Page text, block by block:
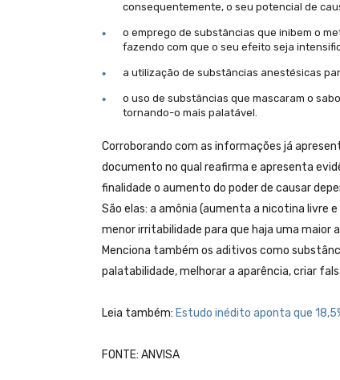
consequentemente, o seu potencial de
o emprego de substâncias que inibem o
fazendo com que o seu efeito seja
a utilização de substâncias anestésicas
o uso de substâncias que mascaram o
tornando-o mais palatável.
Corroborando com as informações já
documento no qual reafirma e apresenta
finalidade o aumento do poder de causar
São elas: a amônia (aumenta a nicotina livre
menor irritabilidade para que haja uma maior
Menciona também os aditivos como
palatabilidade, melhorar a aparência, criar
Leia também: Estudo inédito aponta que
FONTE: ANVISA